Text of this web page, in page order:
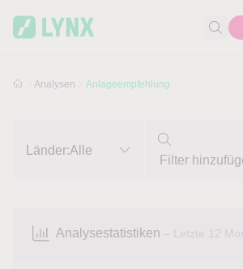
Analysen Anlageempfehlung
Länder:Alle
Analysestatistiken – Letzte 12